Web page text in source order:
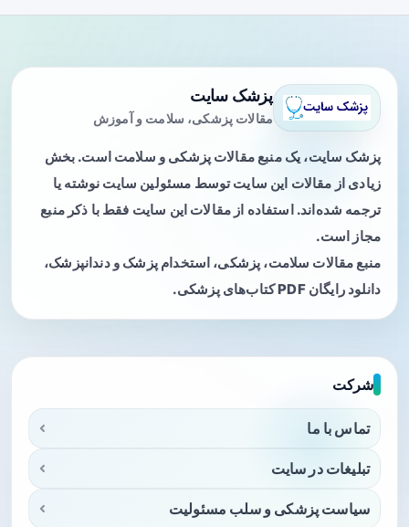
پزشک سایت
مقالات پزشکی، سلامت و آموزش
پزشک سایت، یک منبع مقالات پزشکی و سلامت است. بخش
زیادی از مقالات این سایت توسط مسئولین سایت نوشته یا
ترجمه شده‌اند. استفاده از مقالات این سایت فقط با ذکر منبع
مجاز است.
منبع مقالات سلامت، پزشکی، استخدام پزشک و دندانپزشک،
دانلود رایگان PDF کتاب‌های پزشکی.
شرکت
تماس با ما
تبلیغات در سایت
سیاست پزشکی و سلب مسئولیت